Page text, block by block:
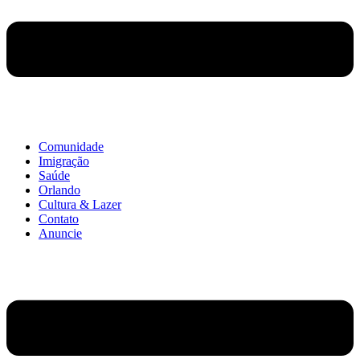
Comunidade
Imigração
Saúde
Orlando
Cultura & Lazer
Contato
Anuncie